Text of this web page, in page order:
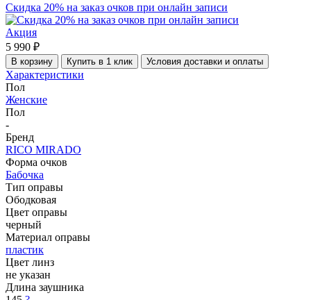
Скидка 20% на заказ очков при онлайн записи
Акция
5 990 ₽
В корзину Купить в 1 клик Условия доставки и оплаты
Характеристики
Пол
Женские
Пол
-
Бренд
RICO MIRADO
Форма очков
Бабочка
Тип оправы
Ободковая
Цвет оправы
черный
Материал оправы
пластик
Цвет линз
не указан
Длина заушника